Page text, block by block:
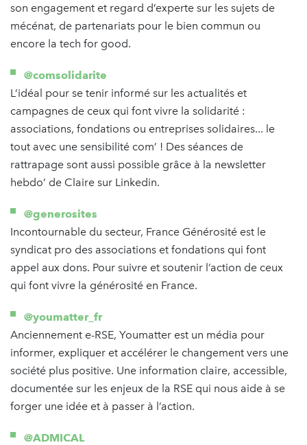
son engagement et regard d’experte sur les sujets de
mécénat, de partenariats pour le bien commun ou
encore la tech for good.
@comsolidarite
L’idéal pour se tenir informé sur les actualités et
campagnes de ceux qui font vivre la solidarité :
associations, fondations ou entreprises solidaires... le
tout avec une sensibilité com’ ! Des séances de
rattrapage sont aussi possible grâce à la newsletter
hebdo’ de Claire sur Linkedin.
@generosites
Incontournable du secteur, France Générosité est le
syndicat pro des associations et fondations qui font
appel aux dons. Pour suivre et soutenir l’action de ceux
qui font vivre la générosité en France.
@youmatter_fr
Anciennement e-RSE, Youmatter est un média pour
informer, expliquer et accélérer le changement vers une
société plus positive. Une information claire, accessible,
documentée sur les enjeux de la RSE qui nous aide à se
forger une idée et à passer à l’action.
@ADMICAL